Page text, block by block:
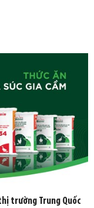
trường Trung Quốc